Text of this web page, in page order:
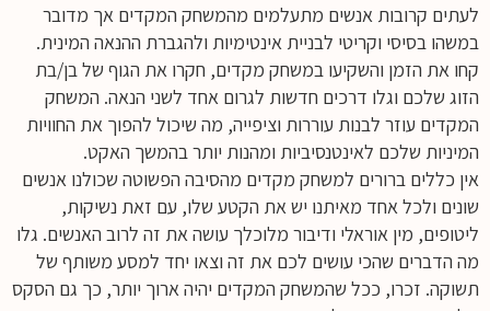
לעתים קרובות אנשים מתעלמים מהמשחק המקדים אך מדובר
במשהו בסיסי וקריטי לבניית אינטימיות ולהגברת ההנאה המינית.
קחו את הזמן והשקיעו במשחק מקדים, חקרו את הגוף של בן/בת
הזוג שלכם וגלו דרכים חדשות לגרום אחד לשני הנאה. המשחק
המקדים עוזר לבנות עוררות וציפייה, מה שיכול להפוך את החוויות
המיניות שלכם לאינטנסיביות ומהנות יותר בהמשך האקט.
אין כללים ברורים למשחק מקדים מהסיבה הפשוטה שכולנו אנשים
שונים ולכל אחד מאיתנו יש את הקטע שלו, עם זאת נשיקות,
ליטופים, מין אוראלי ודיבור מלוכלך עושה את זה לרוב האנשים. גלו
מה הדברים שהכי עושים לכם את זה וצאו יחד למסע משותף של
תשוקה. זכרו, ככל שהמשחק המקדים יהיה ארוך יותר, כך גם הסקס